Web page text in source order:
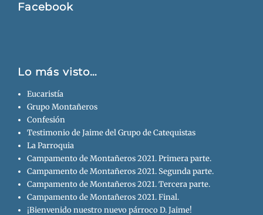
Facebook
Lo más visto…
Eucaristía
Grupo Montañeros
Confesión
Testimonio de Jaime del Grupo de Catequistas
La Parroquia
Campamento de Montañeros 2021. Primera parte.
Campamento de Montañeros 2021. Segunda parte.
Campamento de Montañeros 2021. Tercera parte.
Campamento de Montañeros 2021. Final.
¡Bienvenido nuestro nuevo párroco D. Jaime!